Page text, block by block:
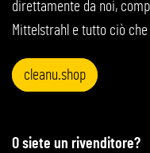
direttamente da noi,
Mittelstrahl e tutto ciò che
cleanu.shop
O siete un rivenditore?